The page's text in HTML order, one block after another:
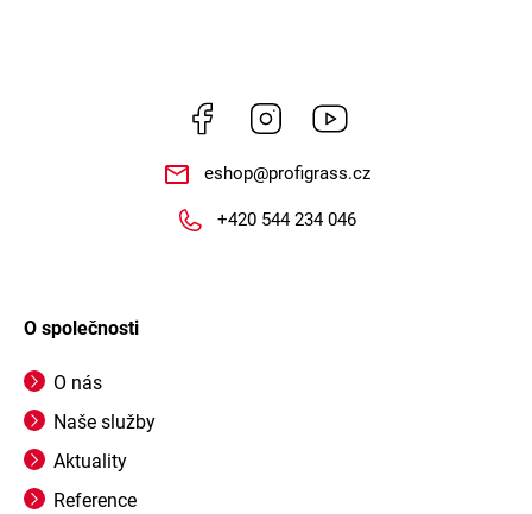
Facebook Instagram
eshop@profigrass.cz
+420 544 234 046
O společnosti
O nás
Naše služby
Aktuality
Reference